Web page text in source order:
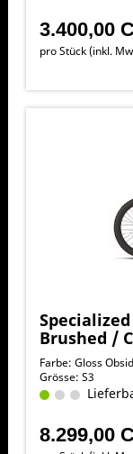
3.400,00
pro Stück (inkl.
Brushed /
Farbe: Gloss
Grösse: S3
8.299,00